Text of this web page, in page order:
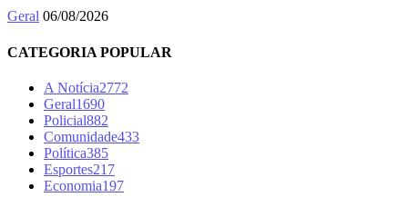
Geral 06/08/2026
CATEGORIA POPULAR
A Notícia2772
Geral1690
Policial882
Comunidade433
Política385
Esportes217
Economia197